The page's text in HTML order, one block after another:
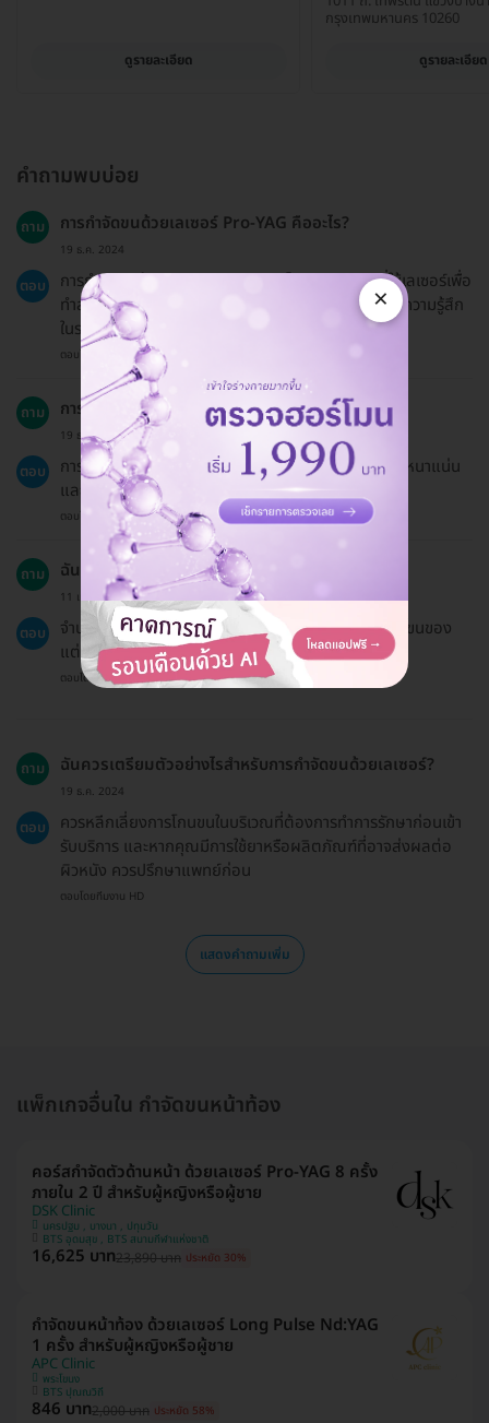
ดูรายละเอียด
กรุงเทพมหานคร 10260
ดูรายละเอียด
คำถามพบบ่อย
ถาม การกำจัดขนด้วยเลเซอร์ Pro-YAG คืออะไร?
19 ธ.ค. 2024
ตอบ
การกำจัดขนด้วยเลเซอร์ Pro-YAG เป็นกระบวนการที่ใช้เลเซอร์เพื่อ
ทำลายเส้นขนที่ไม่ต้องการ โดยมีการใช้ยาชาเพื่อช่วยลดความรู้สึก
ในระหว่างทำการรักษา
ตอบโดยทีมงาน HD
ถาม การกำจัดขนด้วยเลเซอร์ใช้เวลานานเท่าไร?
19 ธ.ค. 2024
ตอบ
การรักษาจะใช้เวลาประมาณ 15-30 นาที ขึ้นอยู่กับความหนาแน่น
และขนาดของบริเวณที่จะทำการรักษา
ตอบโดยทีมงาน HD
ถาม ฉันควรทำการรักษานี้กี่ครั้งถึงจะเห็นผล?
11 เม.ย. 2023
ตอบ
จำนวนครั้งที่ต้องทำการรักษาขึ้นอยู่กับสภาพผิวและเส้นขนของ
แต่ละบุคคล
ตอบโดยทีมงาน HD
ถาม ฉันควรเตรียมตัวอย่างไรสำหรับการกำจัดขนด้วยเลเซอร์?
19 ธ.ค. 2024
ตอบ
ควรหลีกเลี่ยงการโกนขนในบริเวณที่ต้องการทำการรักษาก่อนเข้า
รับบริการ และหากคุณมีการใช้ยาหรือผลิตภัณฑ์ที่อาจส่งผลต่อ
ผิวหนัง ควรปรึกษาแพทย์ก่อน
ตอบโดยทีมงาน HD
แสดงคำถามเพิ่ม
แพ็กเกจอื่นใน กำจัดขนหน้าท้อง
คอร์สกำจัดตัวด้านหน้า ด้วยเลเซอร์ Pro-YAG 8 ครั้ง
ภายใน 2 ปี สำหรับผู้หญิงหรือผู้ชาย
DSK Clinic
นครปฐม , บางนา , ปทุมวัน
BTS อุดมสุข , BTS สนามกีฬาแห่งชาติ
16,625 บาท23,890 บาท ประหยัด 30%
กำจัดขนหน้าท้อง ด้วยเลเซอร์ Long Pulse Nd:YAG
1 ครั้ง สำหรับผู้หญิงหรือผู้ชาย
APC Clinic
พระโขนง
BTS ปุณณวิถี
846 บาท2,000 บาท ประหยัด 58%
×